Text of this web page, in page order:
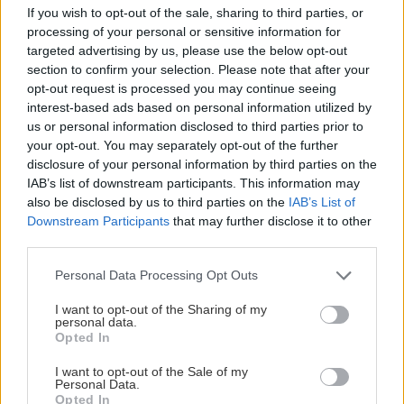
If you wish to opt-out of the sale, sharing to third parties, or
processing of your personal or sensitive information for
targeted advertising by us, please use the below opt-out
section to confirm your selection. Please note that after your
opt-out request is processed you may continue seeing
interest-based ads based on personal information utilized by
us or personal information disclosed to third parties prior to
your opt-out. You may separately opt-out of the further
disclosure of your personal information by third parties on the
IAB’s list of downstream participants. This information may
also be disclosed by us to third parties on the IAB’s List of
Downstream Participants that may further disclose it to other
Personal Data Processing Opt Outs
I want to opt-out of the Sharing of my
personal data.
Opted In
I want to opt-out of the Sale of my
Personal Data.
Opted In
Ακόμη και σήμερα, η Meta αντιμετωπίζει τις
περισσότερες απάτες ως «οργανικές» -αναρτήσεις που
δεν εμπίπτουν ρητά στους όρους διαφήμισης και άρα
δεν επιδέχονται αυτόματη διαγραφή. Σύμφωνα με
παρουσίαση του Δεκεμβρίου 2024, οι χρήστες των
πλατφορμών της εκτίθενται σε 22 δισεκατομμύρια
τέτοιες απόπειρες απάτης καθημερινά.
Στις Ηνωμένες Πολιτείες, η Επιτροπή Κεφαλαιαγοράς
(SEC) διερευνά τη Meta για τη φιλοξενία διαφημίσεων
χρηματοοικονομικών απατών, ενώ στη Βρετανία, η Αρχή
Διαχείρισης Χρηματοοικονομικών Αγορών αποκάλυψε